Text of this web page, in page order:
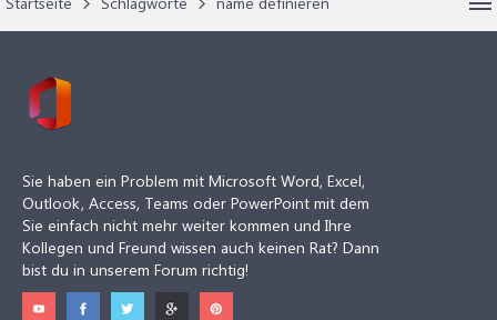
Sie haben ein Problem mit Microsoft Word, Excel,
Outlook, Access, Teams oder PowerPoint mit dem
Sie einfach nicht mehr weiter kommen und Ihre
Kollegen und Freund wissen auch keinen Rat? Dann
bist du in unserem Forum richtig!